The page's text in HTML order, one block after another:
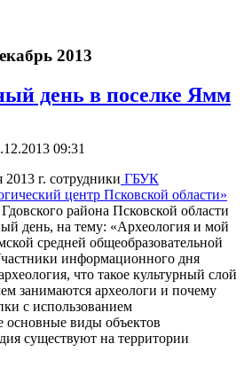
2013
день в поселке Ямм
09:31
2013 г. сотрудники ГБУК
центр Псковской области»
района Псковской области
день, на тему: «Археология и мой
средней общеобразовательной
информационного дня
что такое культурный слой
занимаются археологи и почему
с использованием
основные виды объектов
существуют на территории